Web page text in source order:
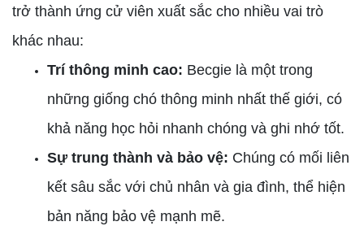
trở thành ứng cử viên xuất sắc cho nhiều vai trò
khác nhau:
Trí thông minh cao: Becgie là một trong
những giống chó thông minh nhất thế giới, có
khả năng học hỏi nhanh chóng và ghi nhớ tốt.
Sự trung thành và bảo vệ: Chúng có mối liên
kết sâu sắc với chủ nhân và gia đình, thể hiện
bản năng bảo vệ mạnh mẽ.